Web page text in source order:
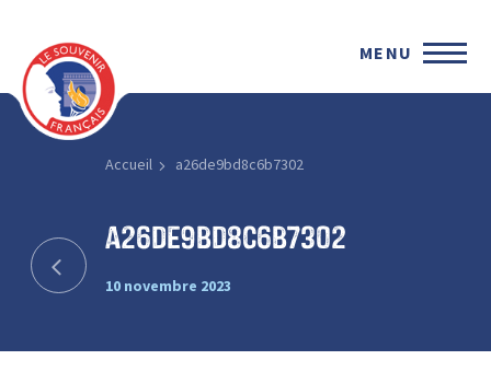
MENU
Accueil a26de9bd8c6b7302
a26de9bd8c6b7302
10 novembre 2023